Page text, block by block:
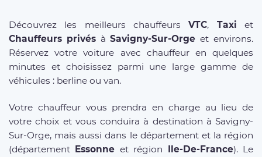
Découvrez les meilleurs chauffeursVTC, Taxi et
Chauffeurs privésàSavigny-Sur-Orge et environs.
Réservez votre voiture avec chauffeur en quelques
minutes et choisissez parmi une large gamme de
véhicules : berline ou van.
Votre chauffeur vous prendra en charge au lieu de
votre choix et vous conduira à destination à Savigny-
Sur-Orge, mais aussi dans le département et la région
(département Essonne et région Ile-De-France). Le